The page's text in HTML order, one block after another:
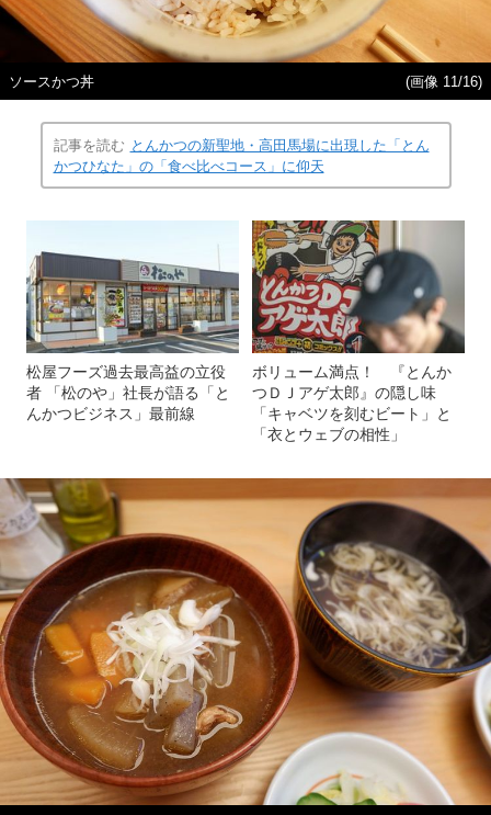
ソースかつ丼 (画像 11/16)
記事を読む とんかつの新聖地・高田馬場に出現した「とん
かつひなた」の「食べ比べコース」に仰天
松屋フーズ過去最高益の立役
者 「松のや」社長が語る「と
んかつビジネス」最前線
ボリューム満点！ 『とんか
つＤＪアゲ太郎』の隠し味
「キャベツを刻むビート」と
「衣とウェブの相性」